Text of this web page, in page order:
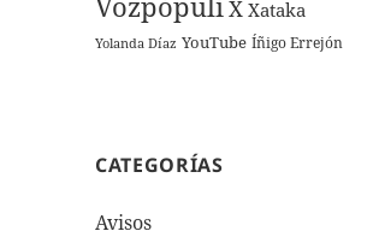
X Xataka
Yolanda Díaz YouTube Íñigo Errejón
CATEGORÍAS
Avisos